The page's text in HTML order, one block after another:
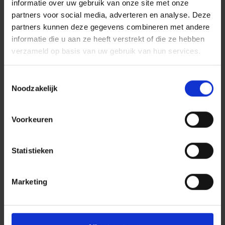
informatie over uw gebruik van onze site met onze
partners voor social media, adverteren en analyse. Deze
partners kunnen deze gegevens combineren met andere
informatie die u aan ze heeft verstrekt of die ze hebben
verzameld op basis van uw gebruik van hun services.
Noodzakelijk
Voorkeuren
Statistieken
Marketing
Rutger Veldhoen
Statutair Directeur
Regio's
Noord-Brabant, Limburg
Stuur mij een email
Dura Vermeer Bouw en Vastgoed Den
BOUW EN VASTGOED